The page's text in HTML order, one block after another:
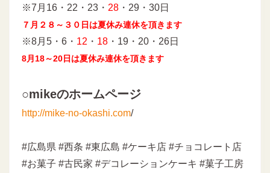
※7月16・22・23・ 28 ・29・30日
７月２８～３０日は夏休み連休を頂きます
※8月5・6・ 12 ・ 18 ・19・20・26日
8月18～20日は夏休み連休を頂きます
○mikeのホームページ
http://mike-no-okashi.com/
#広島県 #西条 #東広島 #ケーキ店 #チョコレート店
#お菓子 #古民家 #デコレーションケーキ #菓子工房